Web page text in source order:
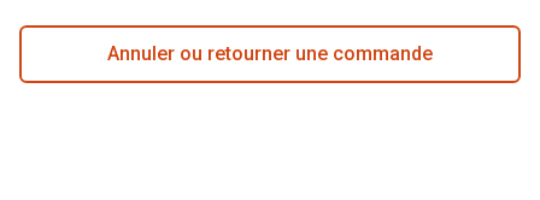
Annuler ou retourner une commande